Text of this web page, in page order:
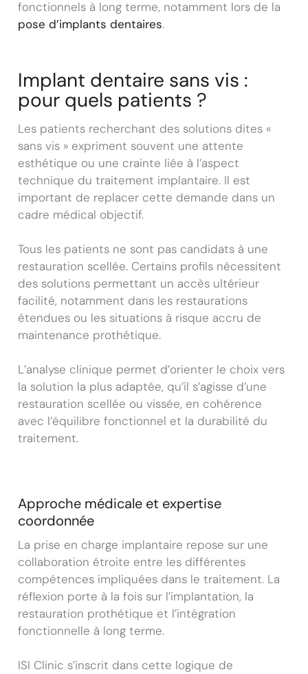
fonctionnels à long terme, notamment lors de la
pose d’implants dentaires.
Implant dentaire sans vis :
pour quels patients ?
Les patients recherchant des solutions dites «
sans vis » expriment souvent une attente
esthétique ou une crainte liée à l’aspect
technique du traitement implantaire. Il est
important de replacer cette demande dans un
cadre médical objectif.
Tous les patients ne sont pas candidats à une
restauration scellée. Certains profils nécessitent
des solutions permettant un accès ultérieur
facilité, notamment dans les restaurations
étendues ou les situations à risque accru de
maintenance prothétique.
L’analyse clinique permet d’orienter le choix vers
la solution la plus adaptée, qu’il s’agisse d’une
restauration scellée ou vissée, en cohérence
avec l’équilibre fonctionnel et la durabilité du
traitement.
Approche médicale et expertise
coordonnée
La prise en charge implantaire repose sur une
collaboration étroite entre les différentes
compétences impliquées dans le traitement. La
réflexion porte à la fois sur l’implantation, la
restauration prothétique et l’intégration
fonctionnelle à long terme.
ISI Clinic s’inscrit dans cette logique de